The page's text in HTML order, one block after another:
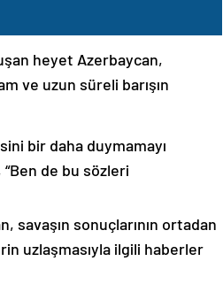
heyet Azerbaycan,
ve uzun süreli barışın
bir daha duymamayı
“Ben de bu sözleri
savaşın sonuçlarının ortadan
uzlaşmasıyla ilgili haberler